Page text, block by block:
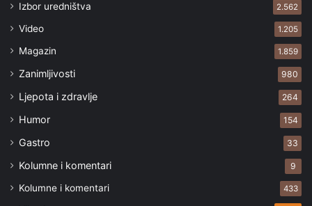
Izbor uredništva 2.562
Video 1.205
Magazin 1.859
Zanimljivosti 980
Ljepota i zdravlje 264
Humor 154
Gastro 33
Kolumne i komentari 9
Kolumne i komentari 433